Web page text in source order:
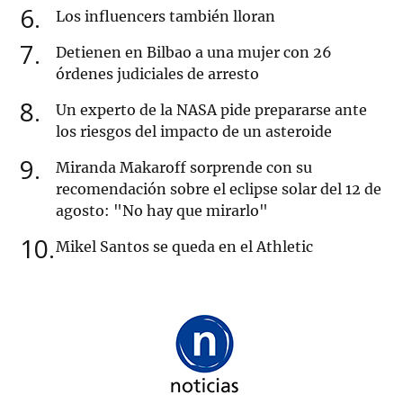
6 Los influencers también lloran
7
Detienen en Bilbao a una mujer con 26
órdenes judiciales de arresto
8
Un experto de la NASA pide prepararse ante
los riesgos del impacto de un asteroide
9
Miranda Makaroff sorprende con su
recomendación sobre el eclipse solar del 12 de
agosto: "No hay que mirarlo"
10 Mikel Santos se queda en el Athletic